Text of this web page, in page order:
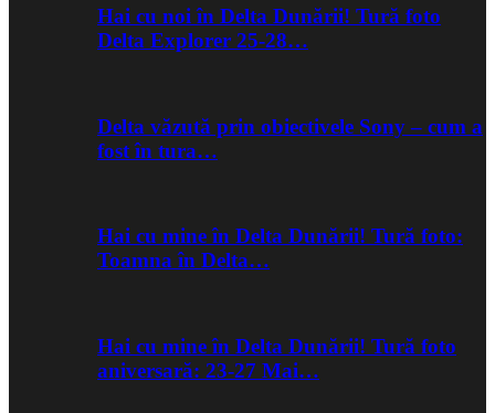
Hai cu noi în Delta Dunării! Tură foto
Delta Explorer 25-28…
Delta văzută prin obiectivele Sony – cum a
fost în tura…
Hai cu mine în Delta Dunării! Tură foto:
Toamna în Delta…
Hai cu mine în Delta Dunării! Tură foto
aniversară: 23-27 Mai…